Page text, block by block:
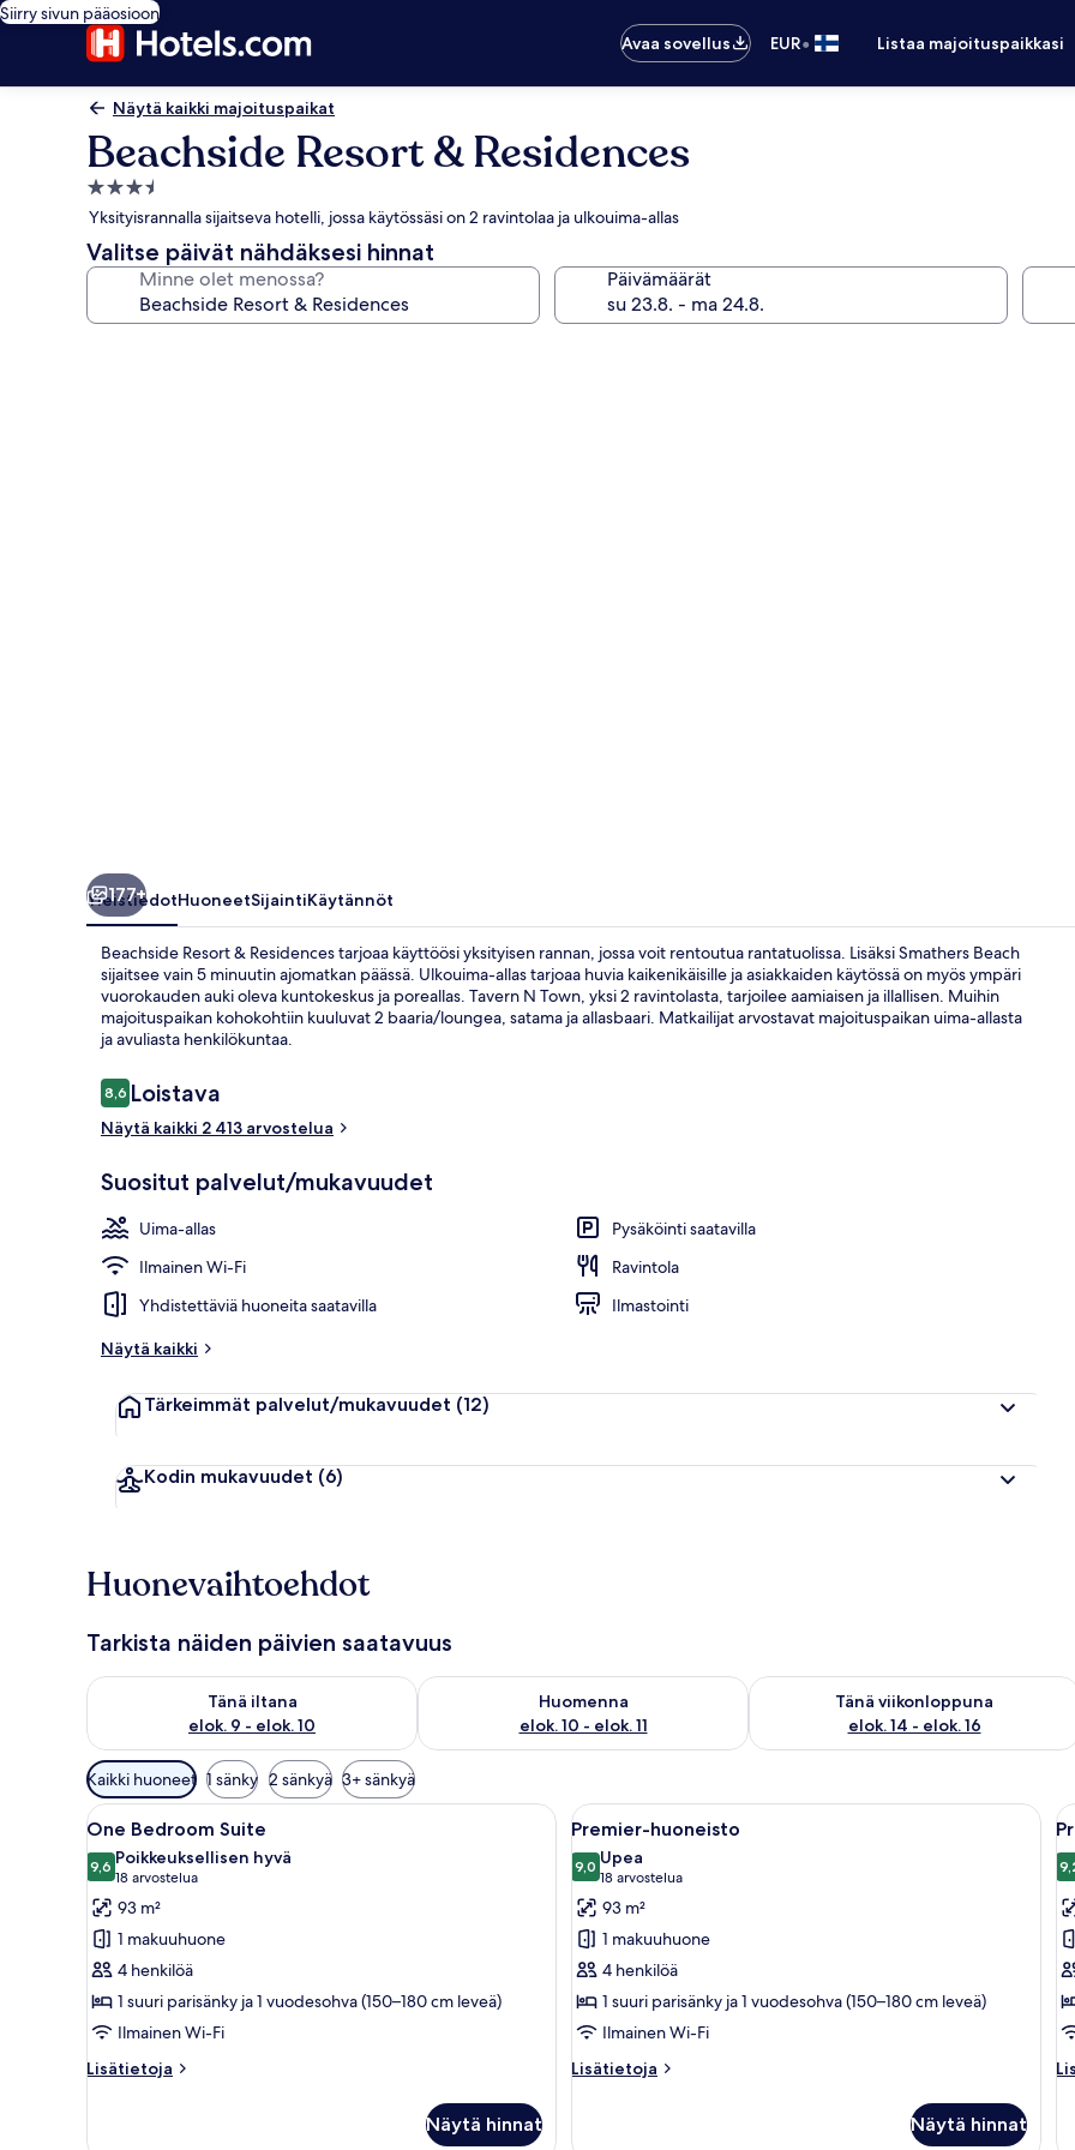
Siirry sivun pääosioon
Avaa sovellus
EUR• Listaa majoituspaikkasi
Näytä kaikki majoituspaikat
Beachside Resort & Residences
3.5
tähden
majoituspaikka
Yksityisrannalla sijaitseva hotelli, jossa käytössäsi on 2 ravintolaa ja ulkouima-allas
Valitse päivät nähdäksesi hinnat
Minne olet menossa? Päivämäärät
Aulan
177+
YleistiedotHuoneetSijaintiKäytännöt
Beachside Resort & Residences tarjoaa käyttöösi yksityisen rannan, jossa voit rentoutua rantatuolissa. Lisäksi Smathers Beach
sijaitsee vain 5 minuutin ajomatkan päässä. Ulkouima-allas tarjoaa huvia kaikenikäisille ja asiakkaiden käytössä on myös ympäri
vuorokauden auki oleva kuntokeskus ja poreallas. Tavern N Town, yksi 2 ravintolasta, tarjoilee aamiaisen ja illallisen. Muihin
majoituspaikan kohokohtiin kuuluvat 2 baaria/loungea, satama ja allasbaari. Matkailijat arvostavat majoituspaikan uima-allasta
ja avuliasta henkilökuntaa.
Arvostelut
8,68,6 kautta 10.
Loistava
Näytä kaikki 2 413 arvostelua
Suositut palvelut/mukavuudet
Uima-allas
Pysäköinti saatavilla
Ilmainen Wi-Fi
Ravintola
Yhdistettäviä huoneita saatavilla
Ilmastointi
Näytä kaikki
Tärkeimmät palvelut/mukavuudet (12)
Kodin mukavuudet (6)
Huonevaihtoehdot
Tarkista näiden päivien saatavuus
Tänä iltana
elok. 9 - elok. 10
Tarkista tämän illan saatavuus elok. 9 - elok. 10
Huomenna
elok. 10 - elok. 11
Tarkista huomisen saatavuus elok. 10 - elok. 11
Tänä viikonloppuna
elok. 14 - elok. 16
Tarkista tämän viikonlopun saatavuus
Huoneille
saatavilla
olevia
suodattimia
Kaikki huoneet 1 sänky 2 sänkyä 3+ sänkyä
Avaa
kaikki
huonetyypin
One
Bedroom
Suite
kuvat
Olohuoneessa on kattotuuletin, litteänäyttöinen televisio, lasinen sohvapöytä ja kuviollisia koristetyynyjä
19
One Bedroom Suite
9,69,6 kautta 10
Poikkeuksellisen hyvä
18 arvostelua
(18
arvostelua)
93 m²
1 makuuhuone
4 henkilöä
1 suuri parisänky ja 1 vuodesohva (150–180 cm leveä)
Ilmainen Wi-Fi
Lisätietoja
Lisätietoja
Näytä hinnat
Avaa
kaikki
huonetyypin
Premier-
huoneisto
kuvat
Uima-allasalue, jossa on
15
Premier-huoneisto
9,09,0 kautta 10
Upea
18 arvostelua
(18
arvostelua)
93 m²
1 makuuhuone
4 henkilöä
1 suuri parisänky ja 1 vuodesohva (150–180 cm leveä)
Ilmainen Wi-Fi
Lisätietoja
Lisätietoja
Näytä hinnat